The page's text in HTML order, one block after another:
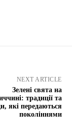
NEXT ARTICLE
Зелені свята на
традиції та
які передаються
поколіннями